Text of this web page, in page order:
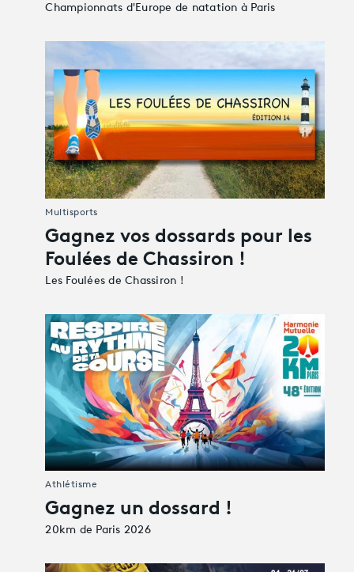
Championnats d'Europe de natation à Paris
Gagnez vos dossards pour les
Foulées de Chassiron !
Les Foulées de Chassiron !
Multisports
Gagnez un dossard !
20km de Paris 2026
Athlétisme